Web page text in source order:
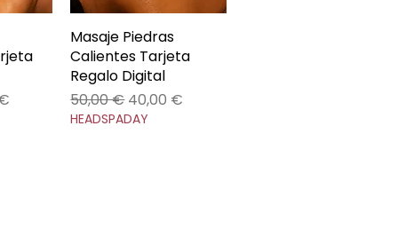
oferta
Vista rápida
Masaje Piedras
Calientes Tarjeta
Regalo Digital
Precio
50,00 € Precio de oferta
40,00 €
HEADSPADAY